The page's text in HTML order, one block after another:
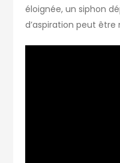
éloignée, un siphon
d’aspiration peut être